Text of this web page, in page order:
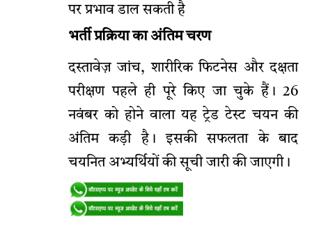
पर प्रभाव डाल सकती है
भर्ती प्रक्रिया का अंतिम चरण
दस्तावेज़ जांच, शारीरिक फिटनेस और दक्षता
परीक्षण पहले ही पूरे किए जा चुके हैं। 26
नवंबर को होने वाला यह ट्रेड टेस्ट चयन की
अंतिम कड़ी है। इसकी सफलता के बाद
चयनित अभ्यर्थियों की सूची जारी की जाएगी।